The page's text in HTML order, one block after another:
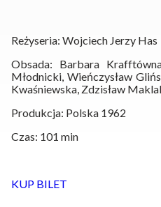
Reżyseria: Wojciech Jerzy Has
Obsada: Barbara
Młodnicki, Wieńczysław
Kwaśniewska, Zdzisław
Produkcja: Polska 1962
Czas: 101 min
KUP BILET